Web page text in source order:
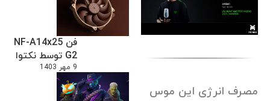
فن NF-A14x25
G2 توسط نکتوا
9 مهر 1403
مصرف انرژی این موس